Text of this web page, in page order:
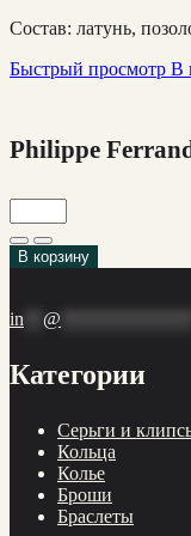
Состав: латунь,
Быстрый просмотр В
Philippe
В корзину
in @
Категории
Cерьги и
Кольца
Колье
Броши
Браслеты